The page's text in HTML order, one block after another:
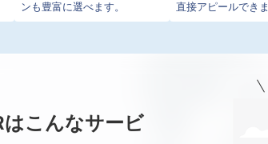
ンも豊富に選べます。
直接アピールできま
はこんなサービ